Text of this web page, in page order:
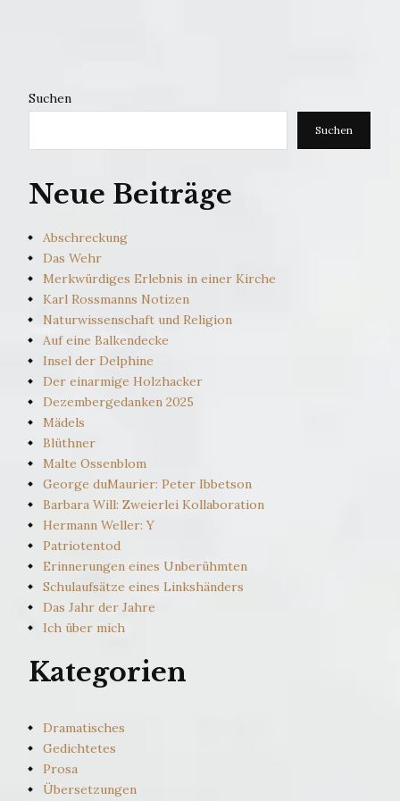
Suchen
Suchen
Neue Beiträge
Abschreckung
Das Wehr
Merkwürdiges Erlebnis in einer Kirche
Karl Rossmanns Notizen
Naturwissenschaft und Religion
Auf eine Balkendecke
Insel der Delphine
Der einarmige Holzhacker
Dezembergedanken 2025
Mädels
Blüthner
Malte Ossenblom
George duMaurier: Peter Ibbetson
Barbara Will: Zweierlei Kollaboration
Hermann Weller: Y
Patriotentod
Erinnerungen eines Unberühmten
Schulaufsätze eines Linkshänders
Das Jahr der Jahre
Ich über mich
Kategorien
Dramatisches
Gedichtetes
Prosa
Übersetzungen